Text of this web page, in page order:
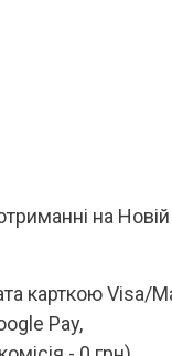
на Новій
карткою Visa/
Pay,